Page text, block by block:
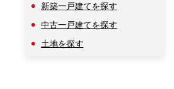
新築一戸建てを探す
中古一戸建てを探す
土地を探す